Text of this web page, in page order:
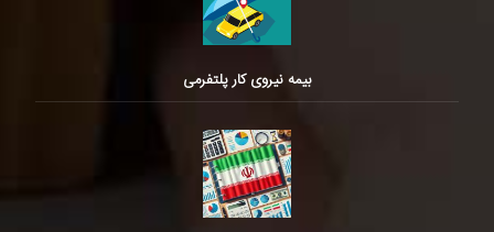
بیمه نیروی کار پلتفرمی